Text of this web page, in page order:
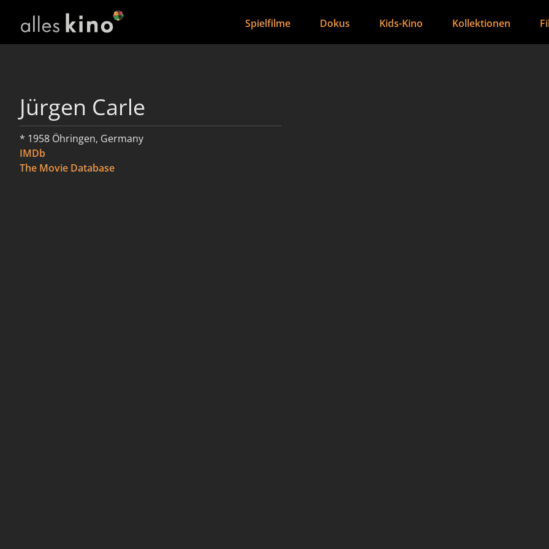
Spielfilme Dokus Kids-Kino Kollektionen
Jürgen Carle
* 1958 Öhringen, Germany
IMDb
The Movie Database